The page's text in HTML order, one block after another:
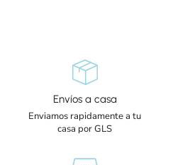
Envíos a casa
Enviamos rapidamente a tu
casa por GLS